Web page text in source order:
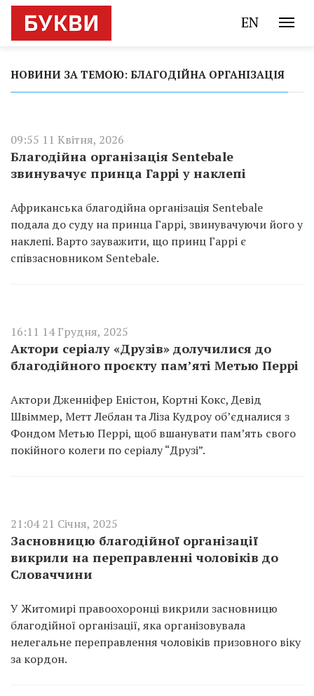
EN
НОВИНИ ЗА ТЕМОЮ: БЛАГОДІЙНА ОРГАНІЗАЦІЯ
09:55 11 Квітня, 2026
Благодійна організація Sentebale
звинувачує принца Гаррі у наклепі
Африканська благодійна організація Sentebale
подала до суду на принца Гаррі, звинувачуючи його у
наклепі. Варто зауважити, що принц Гаррі є
співзасновником Sentebale.
16:11 14 Грудня, 2025
Актори серіалу «Друзів» долучилися до
благодійного проєкту пам’яті Метью Перрі
Актори Дженніфер Еністон, Кортні Кокс, Девід
Швіммер, Метт Леблан та Ліза Кудроу об’єдналися з
Фондом Метью Перрі, щоб вшанувати пам’ять свого
покійного колеги по серіалу “Друзі”.
21:04 21 Січня, 2025
Засновницю благодійної організації
викрили на переправленні чоловіків до
Словаччини
У Житомирі правоохоронці викрили засновницю
благодійної організації, яка організовувала
нелегальне переправлення чоловіків призовного віку
за кордон.